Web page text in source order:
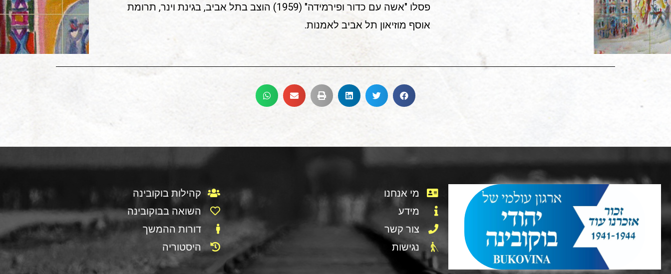
פסלו "אשה עם כדור ופירמידה" (1959) הוצב בתל אביב, בגינת וינר, תרומת
אוסף מוזיאון תל אביב לאמנות.
מי אנחנו
מידע
צור קשר
נגישות
קהילות בוקובינה
השואה בבוקובינה
דורות ההמשך
היסטוריה